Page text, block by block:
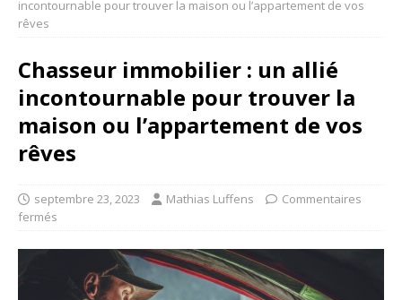
incontournable pour trouver la maison ou l’appartement de vos
rêves
Chasseur immobilier : un allié
incontournable pour trouver la
maison ou l’appartement de vos
rêves
septembre 23, 2023 Mathias Luffens
Commentaires
fermés